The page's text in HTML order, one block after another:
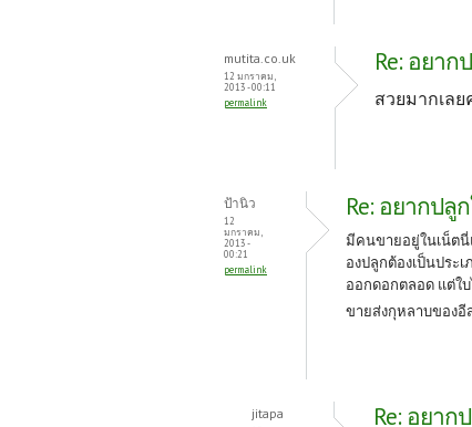
mutita.co.uk
12 มกราคม,
2013 - 00:11
permalink
Re: อยา
สวยมากเลย
ป้านิว
12
มกราคม,
2013 -
00:21
permalink
Re: อยากปลู
มีคนขายอยู่ในเน็ตนี่
องปลูกต้องเป็นประ
ออกดอกตลอด แต่ใ
ขายส่งกุหลาบของอี
jitapa Re: อยาก